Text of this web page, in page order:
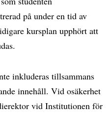
på under en tid av
kursplan upphört att
inkluderas tillsammans
innehåll. Vid osäkerhet
vid Institutionen för